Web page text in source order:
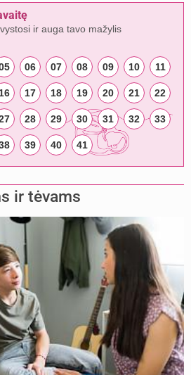
ir auga tavo mažylis
06 07 08 09 10 11
16 17 18 19 20 21 22
28 29 30 31 32 33
39 40 41
ir tėvams